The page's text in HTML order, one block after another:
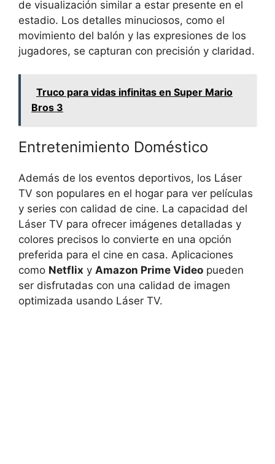
de visualización similar a estar presente en el
estadio. Los detalles minuciosos, como el
movimiento del balón y las expresiones de los
jugadores, se capturan con precisión y claridad.
Truco para vidas infinitas en Super Mario
Bros 3
Entretenimiento Doméstico
Además de los eventos deportivos, los Láser
TV son populares en el hogar para ver películas
y series con calidad de cine. La capacidad del
Láser TV para ofrecer imágenes detalladas y
colores precisos lo convierte en una opción
preferida para el cine en casa. Aplicaciones
como Netflix y Amazon Prime Video pueden
ser disfrutadas con una calidad de imagen
optimizada usando Láser TV.